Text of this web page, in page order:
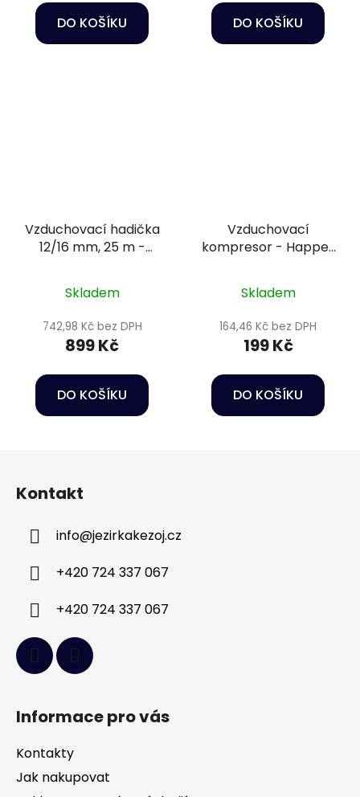
DO KOŠÍKU DO KOŠÍKU
Vzduchovací hadička
12/16 mm, 25 m -
Skladem
742,98 Kč bez DPH
899 Kč
DO KOŠÍKU
Vzduchovací
kompresor - Happet
Skladem
164,46 Kč bez DPH
199 Kč
DO KOŠÍKU
Kontakt
info@jezirkakezoj.cz
+420 724 337 067
+420 724 337 067
Informace pro vás
Kontakty
Jak nakupovat